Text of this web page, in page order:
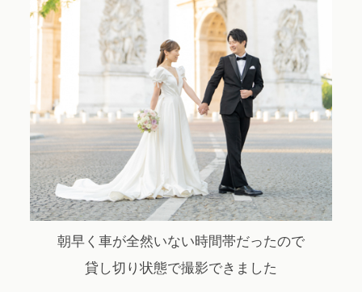
朝早く車が全然いない時間帯だったので
貸し切り状態で撮影できました